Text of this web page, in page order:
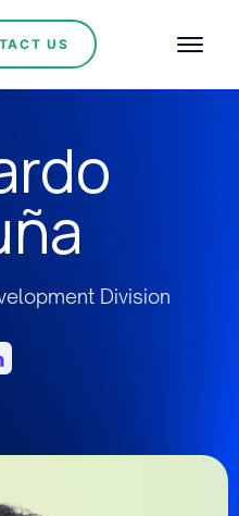
US
Division